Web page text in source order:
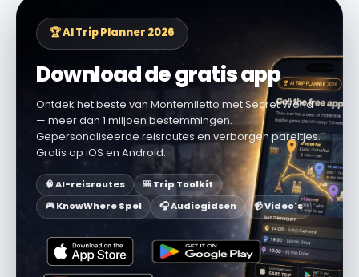
🏆 AI Trip Planner 2026
Download de gratis app
Ontdek het beste van Montemiletto met Secret World
— meer dan 1 miljoen bestemmingen.
Gepersonaliseerde reisroutes en verborgen pareltjes.
Gratis op iOS en Android.
🧠 AI-reisroutes
🎒 Trip Toolkit
🎮 KnowWhere Spel
🎧 Audiogidsen 📹 Video's